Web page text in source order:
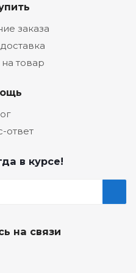
заказа
товар
ответ
в курсе!
на связи